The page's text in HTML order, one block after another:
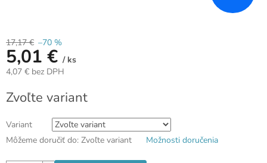
17,17 € –70 %
5,01 € / ks
4,07 € bez DPH
cena:
Zvoľte variant
Variant
Môžeme doručiť do: Zvoľte variant Možnosti doručenia